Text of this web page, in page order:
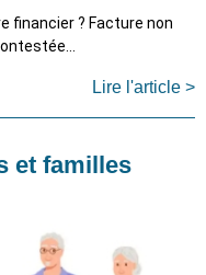
financier ? Facture non
Lire l'article >
et familles